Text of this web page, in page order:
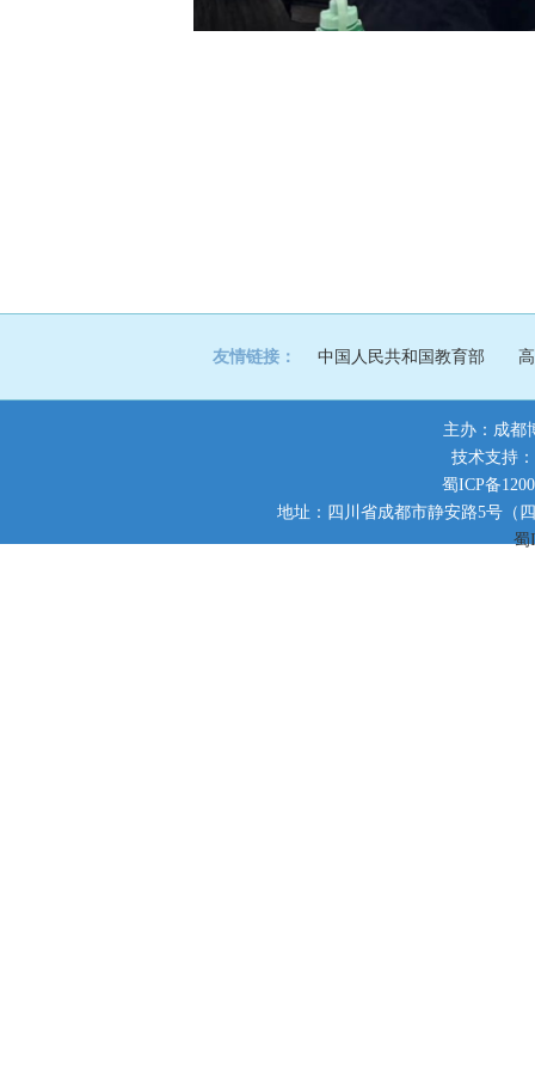
友情链接： 中国人民共和国教育部
主办：成都
技术支持
蜀ICP备
地址：四川省成都市静安路5号（
蜀